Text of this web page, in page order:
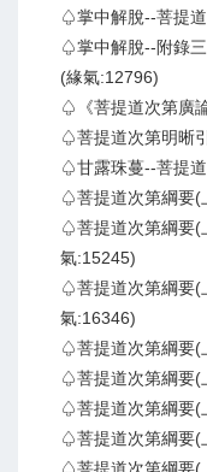
♤掌中解脫--菩提
♤掌中解脫--附錄三
(緣氣:12796)
♤《菩提道次第廣
♤菩提道次第明晰
♤甘露珠蔓--菩提
♤菩提道次第綱要(
♤菩提道次第綱要(
氣:15245)
♤菩提道次第綱要(
氣:16346)
♤菩提道次第綱要(
♤菩提道次第綱要(
♤菩提道次第綱要(
♤菩提道次第綱要(